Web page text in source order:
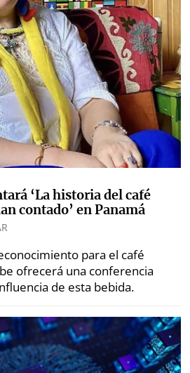
‘La historia del café
contado’ en Panamá
para el café
ofrecerá una conferencia
de esta bebida.